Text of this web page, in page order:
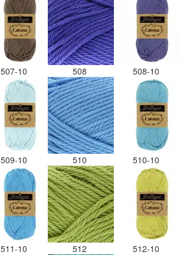
507-10 508 508-10
509-10 510 510-10
511-10 512 512-10